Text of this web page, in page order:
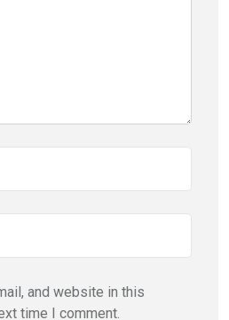
and website in this
time I comment.